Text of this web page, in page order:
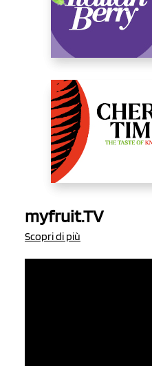
myfruit.TV
Scopri di più